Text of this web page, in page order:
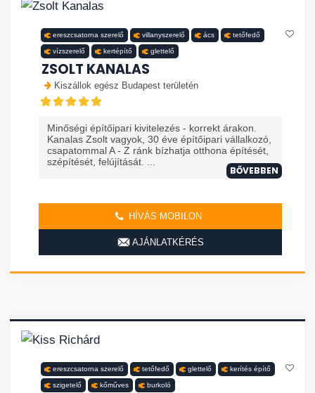
ereszcsatorna szerelő villanyszerelő ács tetőfedő
vízszerelő kertépítő glettelő
ZSOLT KANALAS
Kiszállok egész Budapest területén
Minőségi építőipari kivitelezés - korrekt árakon.
Kanalas Zsolt vagyok, 30 éve építőipari vállalkozó,
csapatommal A - Z ránk bízhatja otthona építését,
szépítését, felújítását. ...
BŐVEBBEN
HÍVÁS MOBILON
AJÁNLATKÉRÉS
ereszcsatorna szerelő tetőfedő glettelő kerítés építő
szigetelő kőműves burkoló